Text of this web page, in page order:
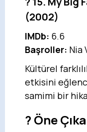
(2002)
IMDb: 6.6
Başroller: Nia
Kültürel
etkisini
samimi bir
? Öne